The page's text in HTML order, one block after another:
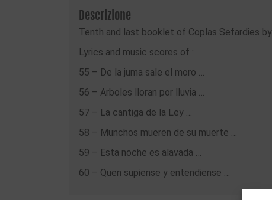
Descrizione
Tenth and last booklet of Coplas Sefardies
Lyrics and music scores of :
55 – De la juma sale el moro …
56 – Arboles lloran por lluvia …
57 – La cantiga de la Ley …
58 – Munchos mueren de su muerte …
59 – Esta noche es alavada …
60 – Quen supiense y entendiense …